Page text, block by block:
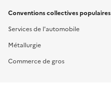
Conventions collectives populaires
Services de l'automobile
Métallurgie
Commerce de gros